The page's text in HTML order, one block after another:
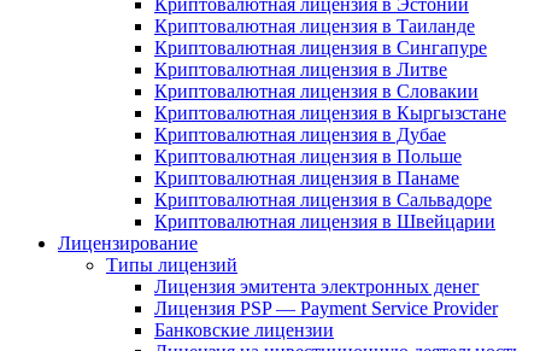
Криптовалютная лицензия в Эстонии
Криптовалютная лицензия в Таиланде
Криптовалютная лицензия в Сингапуре
Криптовалютная лицензия в Литве
Криптовалютная лицензия в Словакии
Криптовалютная лицензия в Кыргызстане
Криптовалютная лицензия в Дубае
Криптовалютная лицензия в Польше
Криптовалютная лицензия в Панаме
Криптовалютная лицензия в Сальвадоре
Криптовалютная лицензия в Швейцарии
Лицензирование
Типы лицензий
Лицензия эмитента электронных денег
Лицензия PSP — Payment Service Provider
Банковские лицензии